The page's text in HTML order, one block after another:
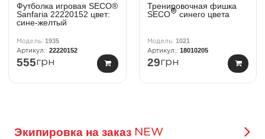
Футболка игровая SECO®
Sanfaria 22220152 цвет:
сине-желтый
1935
22220152
555грн
Тренировочная фишка
SECO® синего цвета
1021
18010205
29грн
Экипировка на заказ NEW